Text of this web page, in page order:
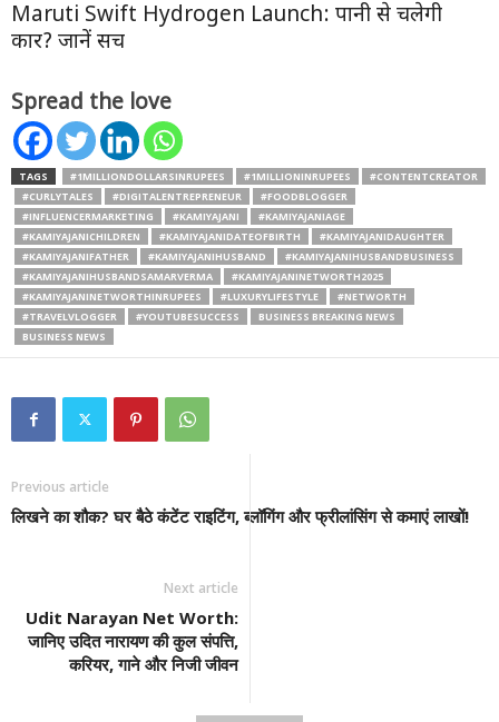
Maruti Swift Hydrogen Launch: पानी से चलेगी
कार? जानें सच
Spread the love
TAGS #1MILLIONDOLLARSINRUPEES #1MILLIONINRUPEES
#CONTENTCREATOR
#CURLYTALES
#DIGITALENTREPRENEUR
#FOODBLOGGER
#INFLUENCERMARKETING
#KAMIYAJANI
#KAMIYAJANIAGE
#KAMIYAJANICHILDREN
#KAMIYAJANIDATEOFBIRTH
#KAMIYAJANIDAUGHTER
#KAMIYAJANIFATHER
#KAMIYAJANIHUSBAND
#KAMIYAJANIHUSBANDBUSINESS
#KAMIYAJANIHUSBANDSAMARVERMA
#KAMIYAJANINETWORTH2025
#KAMIYAJANINETWORTHINRUPEES
#LUXURYLIFESTYLE
#NETWORTH
#TRAVELVLOGGER
#YOUTUBESUCCESS
BUSINESS BREAKING NEWS
BUSINESS NEWS
Previous article
लिखने का शौक? घर बैठे कंटेंट राइटिंग, ब्लॉगिंग और फ्रीलांसिंग से कमाएं लाखों!
Next article
Udit Narayan Net Worth:
जानिए उदित नारायण की कुल संपत्ति,
करियर, गाने और निजी जीवन